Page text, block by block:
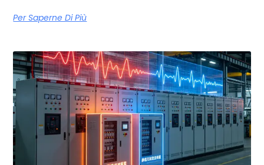
Per Saperne Di Più